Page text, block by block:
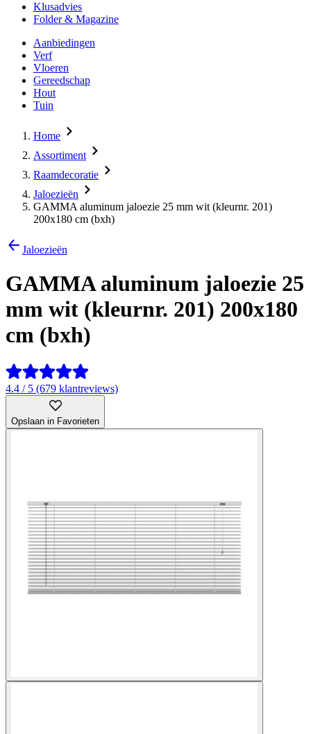
Klusadvies
Folder & Magazine
Aanbiedingen
Verf
Vloeren
Gereedschap
Hout
Tuin
Home
Assortiment
Raamdecoratie
Jaloezieën
GAMMA aluminum jaloezie 25 mm wit (kleurnr. 201)
200x180 cm (bxh)
Jaloezieën
GAMMA aluminum jaloezie 25
mm wit (kleurnr. 201) 200x180
cm (bxh)
4.4 / 5 (679 klantreviews)
Opslaan in Favorieten